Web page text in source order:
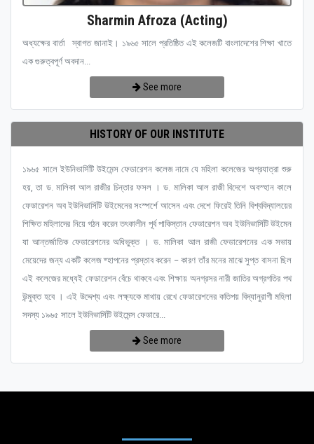
Sharmin Afroza (Acting)
অধ্যক্ষের বার্তা স্বাগত জানাই। ১৯৬৫ সালে প্রতিষ্ঠিত এই কলেজটি বাংলাদেশের শিক্ষা খাতে
এক গুরুত্বপূর্ণ অবদান...
See more
HISTORY OF OUR INSTITUTE
১৯৬৫ সালে ইউনিভার্সিটি উইমেন্স ফেডারেশন কলেজ নামে যে মহিলা কলেজের অগ্রযাত্রা শুরু
হয়, তা ড. মালিকা আল রাজীর চিন্তার ফসল । ড. মালিকা আল রাজী বিদেশে অবস্হান কালে
ফেডারেশন অব ইউনিভার্সিটি উইমেনের সংস্পর্শে আসেন এবং দেশে ফিরেই তিনি বিশ্ববিদ্যালয়ের
শিক্ষিত মহিলাদের নিয়ে গঠন করেন তৎকালীন পূর্ব পাকিস্তান ফেডারেশন অব ইউনিভার্সিটি উইমেন
যা আন্তর্জাতিক ফেডারেশনের অধিভুক্ত । ড. মালিকা আল রাজী ফেডারেশনের এক সভায়
মেয়েদের জন্য একটি কলেজ ষ্হাপনের প্রস্তাব করেন – কারণ তাঁর মনের মাঝে সুপ্ত বাসনা ছিল
এই কলেজের মধ্যেই ফেডারেশন বেঁচে থাকবে এবং শিক্ষায় অনগ্রসর নারী জাতির অগ্রগতির পথ
উন্মুক্ত হবে । এই উদ্দেশ্য এবং লক্ষ্যকে মাথায় রেখে ফেডারেশনের কতিপয় বিদ্যানুরাগী মহিলা
সদস্য ১৯৬৫ সালে ইউনিভার্সিটি উইমেন্স ফেডারে...
See more